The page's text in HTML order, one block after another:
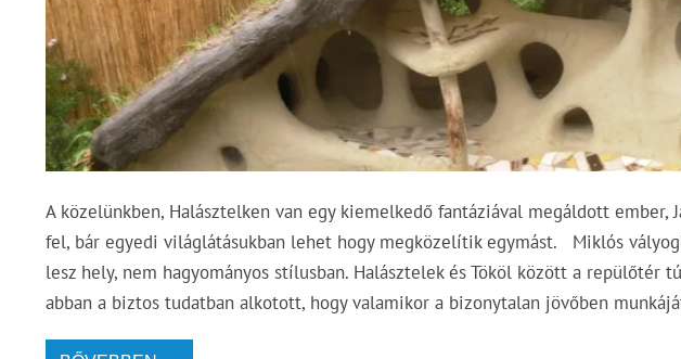
A közelünkben, Halásztelken van egy kiemelkedő fantáziával megáldott ember,
fel, bár egyedi világlátásukban lehet hogy megközelítik egymást. Miklós
lesz hely, nem hagyományos stílusban. Halásztelek és Tököl között a repülőtér
abban a biztos tudatban alkotott, hogy valamikor a bizonytalan jövőben